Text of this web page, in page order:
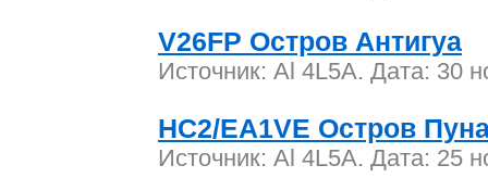
V26FP Остров Антигуа
Источник: Al 4L5A. Дата: 30
HC2/EA1VE Остров
Источник: Al 4L5A. Дата: 25